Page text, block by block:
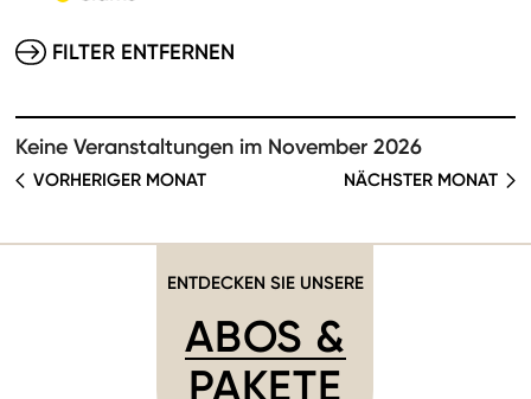
FILTER ENTFERNEN
Keine Veranstaltungen im November 2026
VORHERIGER MONAT NÄCHSTER MONAT
ENTDECKEN SIE UNSERE
ABOS &
PAKETE